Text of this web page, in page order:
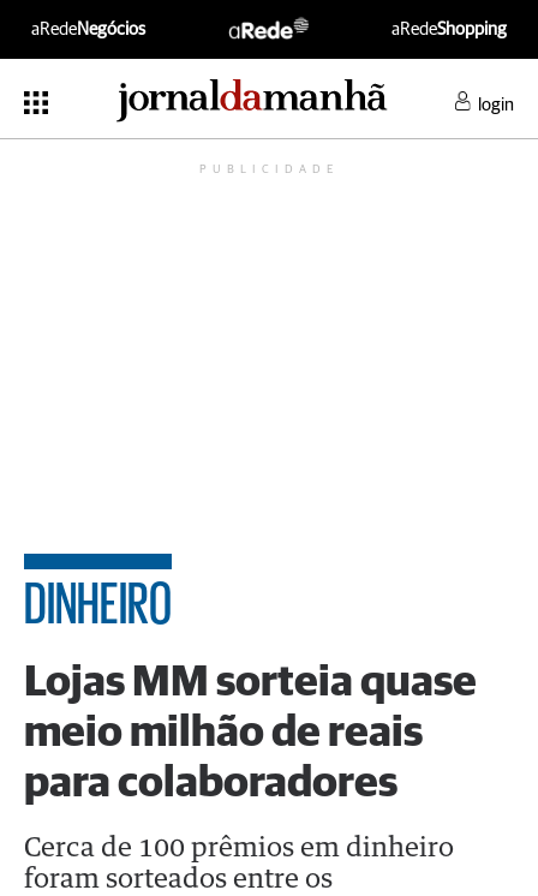
aRedeNegócios aRedeShopping
login
PUBLICIDADE
DINHEIRO
Lojas MM sorteia quase
meio milhão de reais
para colaboradores
Cerca de 100 prêmios em dinheiro
foram sorteados entre os